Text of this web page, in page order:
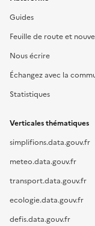
Guides
Feuille de route et
Nous écrire
Échangez avec la
Statistiques
Verticales thématiques
simplifions.data.gouv.fr
meteo.data.gouv.fr
transport.data.gouv.fr
ecologie.data.gouv.fr
defis.data.gouv.fr